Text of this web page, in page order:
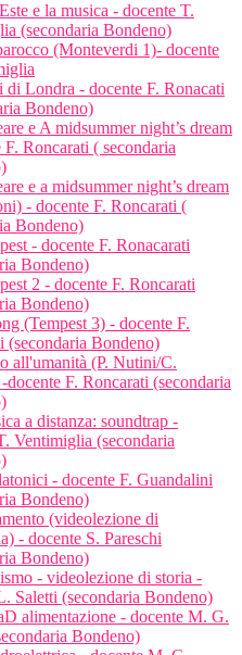
e la musica - docente T.
(secondaria Bondeno)
(Monteverdi 1)- docente
di Londra - docente F. Ronacati
Bondeno)
e A midsummer night’s dream
F. Roncarati ( secondaria
e a midsummer night’s dream
- docente F. Roncarati (
Bondeno)
- docente F. Ronacarati
Bondeno)
2 - docente F. Roncarati
Bondeno)
(Tempest 3) - docente F.
(secondaria Bondeno)
all'umanità (P. Nutini/C.
docente F. Roncarati (secondaria
a distanza: soundtrap -
Ventimiglia (secondaria
- docente F. Guandalini
Bondeno)
(videolezione di
- docente S. Pareschi
Bondeno)
- videolezione di storia -
Saletti (secondaria Bondeno)
alimentazione - docente M. G.
Bondeno)